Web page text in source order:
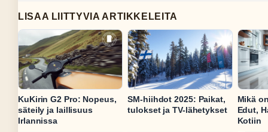
LISAA LIITTYVIA ARTIKKELEITA
KuKirin G2 Pro: Nopeus,
säteily ja laillisuus
Irlannissa
SM-hiihdot 2025: Paikat,
tulokset ja TV-lähetykset
Mikä
Edut,
Kotiin